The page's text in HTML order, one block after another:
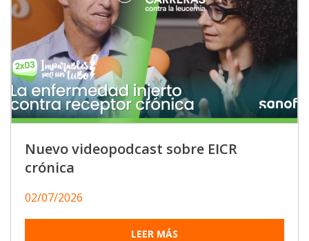
Nuevo videopodcast sobre EICR
crónica
02/07/2026
LEER MÁS